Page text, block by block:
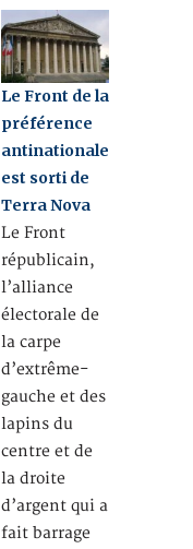
Le Front de la
préférence
antinationale
est sorti de
Terra Nova
Le Front
républicain,
l’alliance
électorale de
la carpe
d’extrême-
gauche et des
lapins du
centre et de
la droite
d’argent qui a
fait barrage